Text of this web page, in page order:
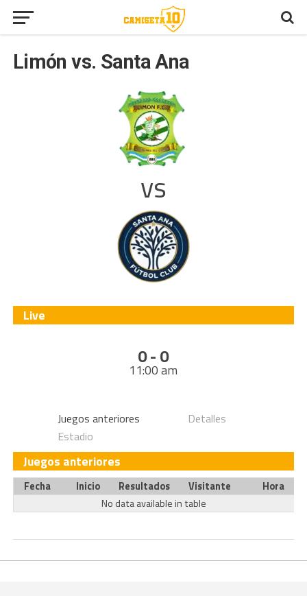
Limón vs. Santa Ana
vs
Live
0 - 0
11:00 am
Juegos anteriores
Detalles
Estadio
Juegos anteriores
Fecha Inicio Resultados Visitante
Hora
No data available in table